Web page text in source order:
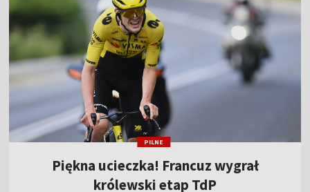
PILNE
Piękna ucieczka! Francuz wygrał
królewski etap TdP